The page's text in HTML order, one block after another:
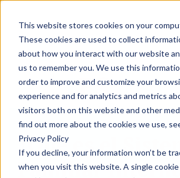
This website stores cookies on your
These cookies are used to collect
about how you interact with our website
us to remember you. We use this
order to improve and customize your
experience and for analytics and metrics
visitors both on this website and other
find out more about the cookies we use,
Privacy Policy
If you decline, your information won’t be
when you visit this website. A single
¿Qué es el
Familiar